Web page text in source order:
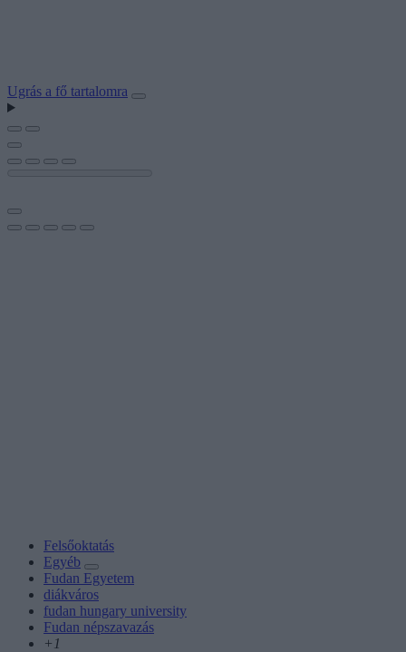
Ugrás a fő tartalomra
Felsőoktatás
Egyéb
Fudan Egyetem
diákváros
fudan hungary university
Fudan népszavazás
+1